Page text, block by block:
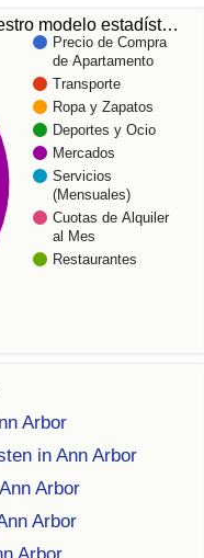
modelo estadíst…
Precio de Compra
de Apartamento
Transporte
Ropa y Zapatos
Deportes y Ocio
Mercados
Servicios
(Mensuales)
Cuotas de Alquiler
al Mes
Restaurantes
Arbor
in Ann Arbor
Arbor
Arbor